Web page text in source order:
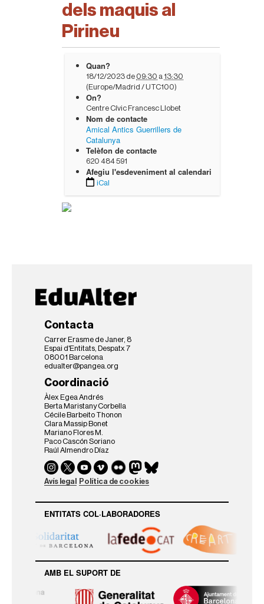
dels maquis al
Pirineu
e
a
v
n
t
s
g
e
s
t
i
o
-
t
u
r
s
t
c
a
e
Quan?
18/12/2023 de 09:30 a 13:30
(Europe/Madrid / UTC100)
On?
Centre Cívic Francesc Llobet
Nom de contacte
Amical Antics Guerrillers de
Catalunya
Telèfon de contacte
620 484 591
Afegiu l'esdeveniment al calendari
iCal
Contacta
Carrer Erasme de Janer, 8
Espai d'Entitats, Despatx 7
08001 Barcelona
edualter@pangea.org
Coordinació
Àlex Egea Andrés
Berta Maristany Corbella
Cécile Barbeito Thonon
Clara Massip Bonet
Mariano Flores M.
Paco Cascón Soriano
Raúl Almendro Díaz
Avís legal Política de cookies
ENTITATS COL·LABORADORES
AMB EL SUPORT DE